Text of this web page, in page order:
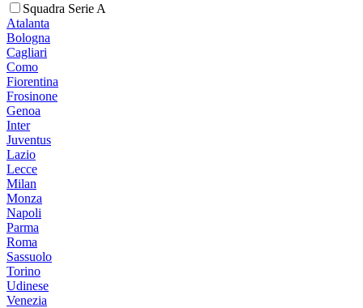
Squadra Serie A
Atalanta
Bologna
Cagliari
Como
Fiorentina
Frosinone
Genoa
Inter
Juventus
Lazio
Lecce
Milan
Monza
Napoli
Parma
Roma
Sassuolo
Torino
Udinese
Venezia